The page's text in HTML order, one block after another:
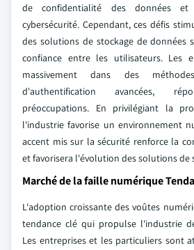
de confidentialité des données
cybersécurité. Cependant, ces défis
des solutions de stockage de données
confiance entre les utilisateurs. Les
massivement dans des
d'authentification avancées,
préoccupations. En privilégiant la
l'industrie favorise un environnement
accent mis sur la sécurité renforce la
et favorisera l'évolution des solutions de
Marché de la faille numérique
L'adoption croissante des voûtes
tendance clé qui propulse l'industrie
Les entreprises et les particuliers sont